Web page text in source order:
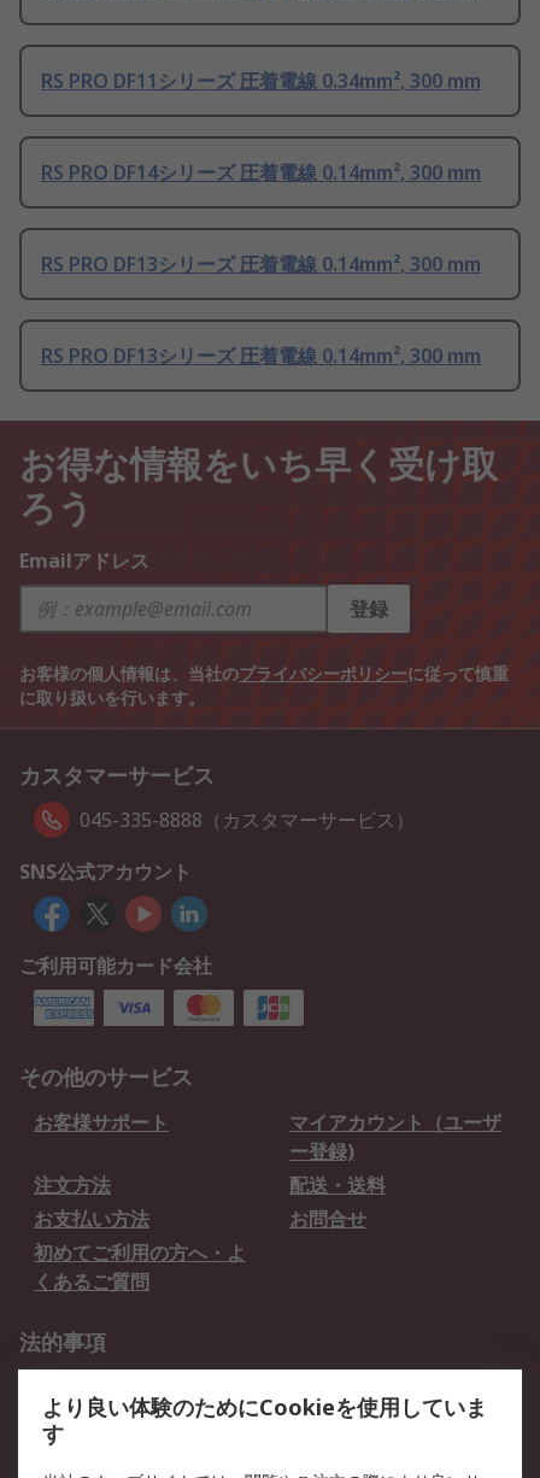
RS PRO DF11シリーズ 圧着電線 0.34mm², 300 mm
RS PRO DF14シリーズ 圧着電線 0.14mm², 300 mm
RS PRO DF13シリーズ 圧着電線 0.14mm², 300 mm
RS PRO DF13シリーズ 圧着電線 0.14mm², 300 mm
お得な情報をいち早く受け取
ろう
Emailアドレス
登録
お客様の個人情報は、当社のプライバシーポリシーに従って慎重
に取り扱いを行います。
カスタマーサービス
045-335-8888（カスタマーサービス）
SNS公式アカウント
ご利用可能カード会社
その他のサービス
お客様サポート
マイアカウント（ユーザ
ー登録)
注文方法
配送・送料
お支払い方法
お問合せ
初めてご利用の方へ・よ
くあるご質問
法的事項
クッキーポリシー
より良い体験のためにCookieを使用していま
す